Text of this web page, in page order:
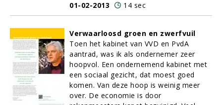
01-02-2013
14 sec
Verwaarloosd groen en zwerfvuil
Toen het kabinet van VVD en PvdA
aantrad, was ik als ondernemer zeer
hoopvol. Een ondernemend kabinet met
een sociaal gezicht, dat moest goed
komen. Van deze hoop is weinig meer
over. De economie is door